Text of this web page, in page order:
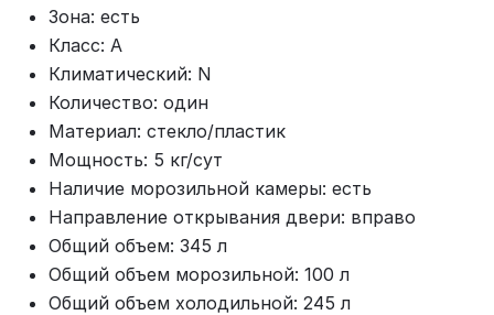
Зона: есть
Класс: A
Климатический: N
Количество: один
Материал: стекло/пластик
Мощность: 5 кг/сут
Наличие морозильной камеры: есть
Направление открывания двери: вправо
Общий объем: 345 л
Общий объем морозильной: 100 л
Общий объем холодильной: 245 л